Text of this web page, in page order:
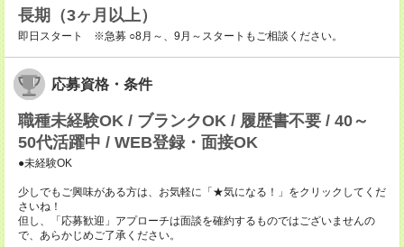
長期（3ヶ月以上）
即日スタート ※急募 ○8月～、9月～スタートもご相談ください。
応募資格・条件
職種未経験OK / ブランクOK / 履歴書不要 / 40～
50代活躍中 / WEB登録・面接OK
●未経験OK
少しでもご興味がある方は、お気軽に「★気になる！」をクリックしてくだ
さいね！
但し、「応募歓迎」アプローチは面談を確約するものではございませんの
で、あらかじめご了承ください。